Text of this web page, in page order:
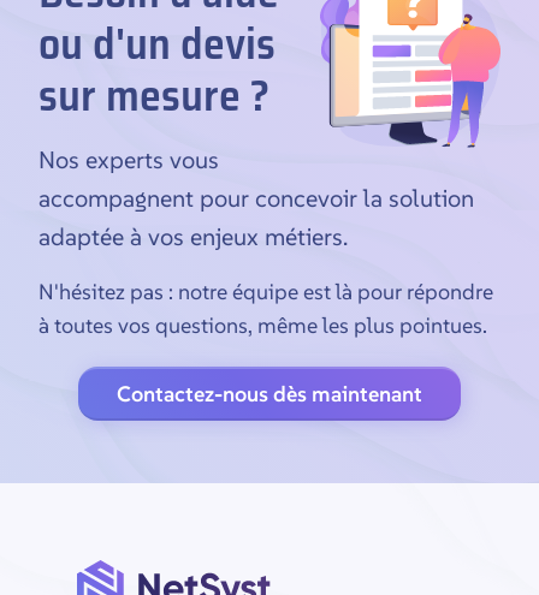
ou d'un devis
sur mesure ?
Nos experts vous
accompagnent pour concevoir la solution
adaptée à vos enjeux métiers.
N'hésitez pas : notre équipe est là pour répondre
à toutes vos questions, même les plus pointues.
Contactez-nous dès maintenant